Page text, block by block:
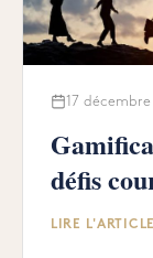
17
défis
objectifs
LIRE L'ARTICLE